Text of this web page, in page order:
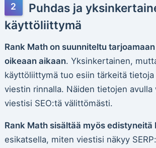
Puhdas ja
käyttöliittymä
Rank Math on suunniteltu
oikeaan aikaan. Yksinkertainen,
käyttöliittymä tuo esiin tärkeitä
viestin rinnalla. Näiden tietojen avulla
viestisi SEO:tä välittömästi.
Rank Math sisältää myös edistyneitä
esikatsella, miten viestisi näkyy